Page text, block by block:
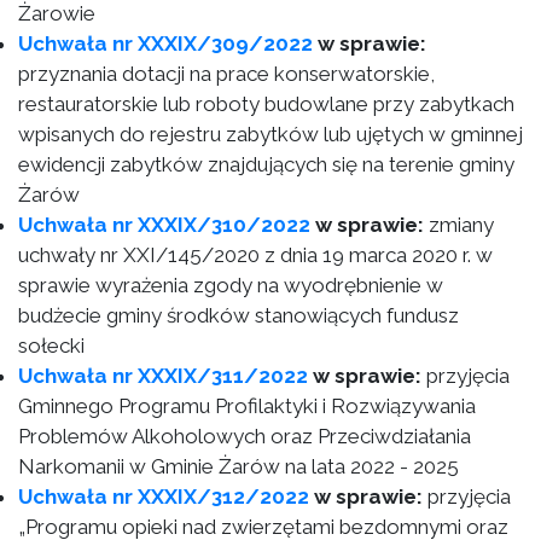
Żarowie
Uchwała nr XXXIX/309/2022 w sprawie:
przyznania dotacji na prace konserwatorskie,
restauratorskie lub roboty budowlane przy zabytkach
wpisanych do rejestru zabytków lub ujętych w gminnej
ewidencji zabytków znajdujących się na terenie gminy
Żarów
Uchwała nr XXXIX/310/2022 w sprawie: zmiany
uchwały nr XXI/145/2020 z dnia 19 marca 2020 r. w
sprawie wyrażenia zgody na wyodrębnienie w
budżecie gminy środków stanowiących fundusz
sołecki
Uchwała nr XXXIX/311/2022 w sprawie: przyjęcia
Gminnego Programu Profilaktyki i Rozwiązywania
Problemów Alkoholowych oraz Przeciwdziałania
Narkomanii w Gminie Żarów na lata 2022 - 2025
Uchwała nr XXXIX/312/2022 w sprawie: przyjęcia
„Programu opieki nad zwierzętami bezdomnymi oraz